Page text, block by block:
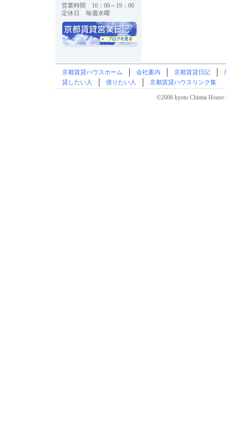
営業時間 10：00～19：00
定休日 毎週水曜
京都賃貸ハウスホーム 会社案内 京都賃貸日記
貸したい人
借りたい人 京都賃貸ハウスリンク集
©2006 kyoto Chintai House